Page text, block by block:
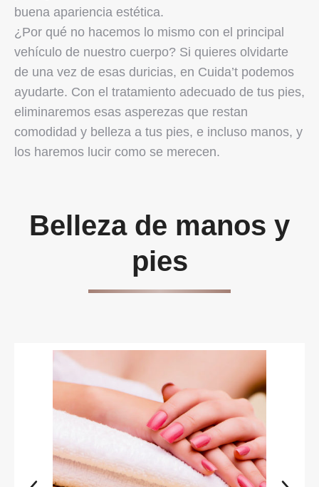
buena apariencia estética.
¿Por qué no hacemos lo mismo con el principal
vehículo de nuestro cuerpo? Si quieres olvidarte
de una vez de esas duricias, en Cuida’t podemos
ayudarte. Con el tratamiento adecuado de tus pies,
eliminaremos esas asperezas que restan
comodidad y belleza a tus pies, e incluso manos, y
los haremos lucir como se merecen.
Belleza de manos y
pies